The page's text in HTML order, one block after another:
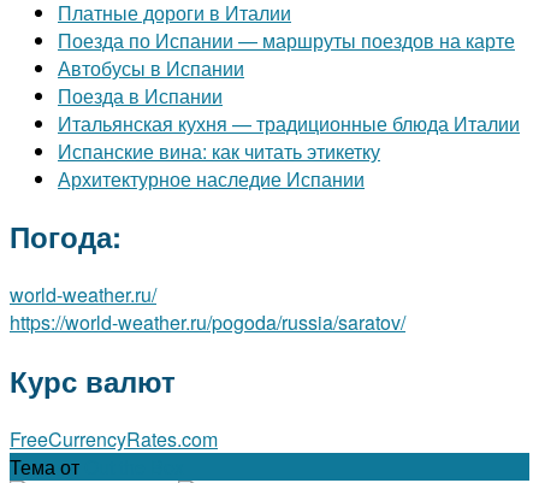
Платные дороги в Италии
Поезда по Испании — маршруты поездов на карте
Автобусы в Испании
Поезда в Испании
Итальянская кухня — традиционные блюда Италии
Испанские вина: как читать этикетку
Архитектурное наследие Испании
Погода:
world-weather.ru/
https://world-weather.ru/pogoda/russia/saratov/
Курс валют
FreeCurrencyRates.com
Тема от